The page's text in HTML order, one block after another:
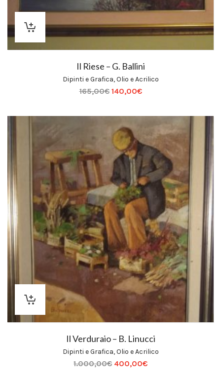
Il Riese – G. Ballini
Dipinti e Grafica,Olio e Acrilico
165,00€ 140,00€
Il Verduraio – B. Linucci
Dipinti e Grafica,Olio e Acrilico
1.000,00€ 400,00€